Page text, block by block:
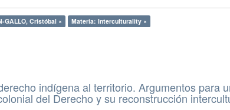
GALLO, Cristóbal × Materia: Interculturality ×
indígena al territorio. Argumentos para
del Derecho y su reconstrucción